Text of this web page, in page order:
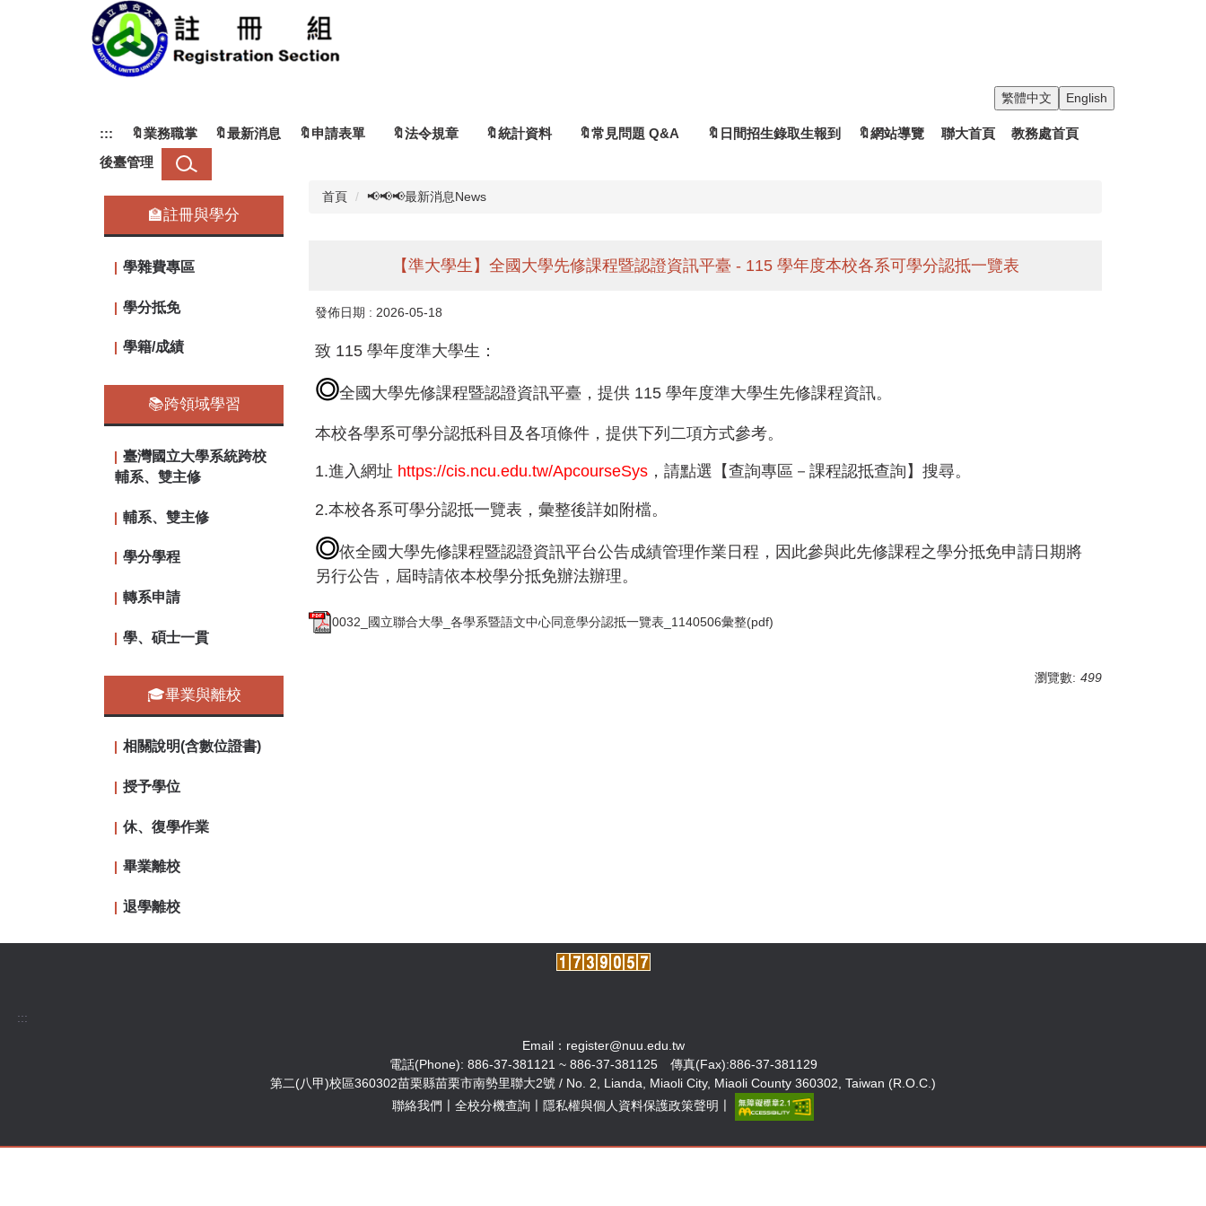
繁體中文 English
::: 🔖業務職掌 🔖最新消息 🔖申請表單 🔖法令規章 🔖統計資料 🔖常見問題 Q&A 🔖日間招生錄取生報到 🔖網站導覽 聯大首頁
教務處首頁
後臺管理
🏫註冊與學分
學雜費專區
學分抵免
學籍/成績
📚跨領域學習
臺灣國立大學系統跨校
輔系、雙主修
輔系、雙主修
學分學程
轉系申請
學、碩士一貫
🎓畢業與離校
相關說明(含數位證書)
授予學位
休、復學作業
畢業離校
退學離校
首頁 📢📢📢最新消息News
【準大學生】全國大學先修課程暨認證資訊平臺 - 115 學年度本校各系可學分認抵一覽表
發佈日期 : 2026-05-18
致 115 學年度準大學生：
◎全國大學先修課程暨認證資訊平臺，提供 115 學年度準大學生先修課程資訊。
本校各學系可學分認抵科目及各項條件，提供下列二項方式參考。
1.進入網址 https://cis.ncu.edu.tw/ApcourseSys ，請點選【查詢專區－課程認抵查詢】搜尋。
2.本校各系可學分認抵一覽表，彙整後詳如附檔。
◎依全國大學先修課程暨認證資訊平台公告成績管理作業日程，因此參與此先修課程之學分抵免申請日期將
另行公告，屆時請依本校學分抵免辦法辦理。
0032_國立聯合大學_各學系暨語文中心同意學分認抵一覽表_1140506彙整(pdf)
瀏覽數: 499
:::
Email： register@nuu.edu.tw
電話(Phone): 886-37-381121 ~ 886-37-381125 傳真(Fax):886-37-381129
第二(八甲)校區360302苗栗縣苗栗市南勢里聯大2號 / No. 2, Lianda, Miaoli City, Miaoli County 360302, Taiwan (R.O.C.)
聯絡我們
全校分機查詢 隱私權與個人資料保護政策聲明